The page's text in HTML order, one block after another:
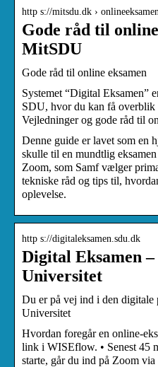
http s://mitsdu.dk ›
Gode råd til
MitSDU
Gode råd til online eksamen
Systemet “Digital Eksamen”
SDU, hvor du kan få
Vejledninger og gode råd til
Denne guide er lavet som en
skulle til en mundtlig
Zoom, som Samf vælger
tekniske råd og tips til,
oplevelse.
http s://digitaleksamen.sdu.dk
Digital Eksamen –
Universitet
Du er på vej ind i den
Universitet
Hvordan foregår en online-
link i WISEflow. • Senest 45
starte, går du ind på Zoom